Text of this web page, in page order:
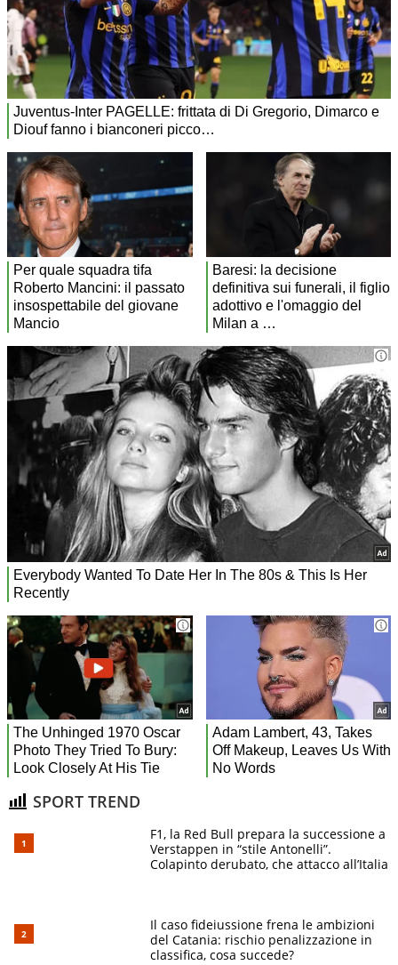
SPORT TREND
F1, la Red Bull prepara la successione a
Verstappen in “stile Antonelli”.
Colapinto derubato, che attacco all’Italia
Il caso fideiussione frena le ambizioni
del Catania: rischio penalizzazione in
classifica, cosa succede?